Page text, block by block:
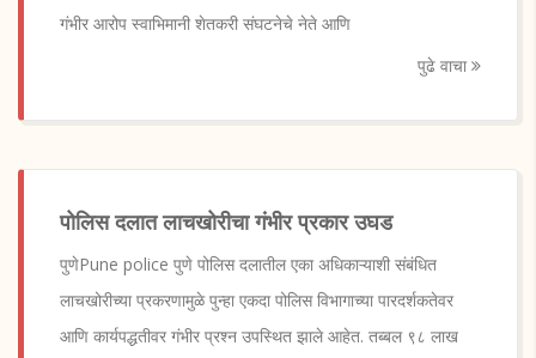
गंभीर आरोप स्वाभिमानी शेतकरी संघटनेचे नेते आणि
पुढे वाचा
पोलिस दलात लाचखोरीचा गंभीर प्रकार उघड
पुणेPune police पुणे पोलिस दलातील एका अधिकाऱ्याशी संबंधित
लाचखोरीच्या प्रकरणामुळे पुन्हा एकदा पोलिस विभागाच्या पारदर्शकतेवर
आणि कार्यपद्धतीवर गंभीर प्रश्न उपस्थित झाले आहेत. तब्बल ९८ लाख